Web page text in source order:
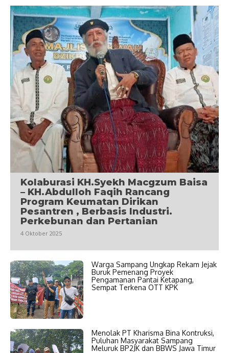
Kolaburasi KH.Syekh Macgzum Baisa
– KH.Abdulloh Faqih Rancang
Program Keumatan Dirikan
Pesantren , Berbasis Industri.
Perkebunan dan Pertanian
4 Oktober 2025
Warga Sampang Ungkap Rekam Jejak
Buruk Pemenang Proyek
Pengamanan Pantai Ketapang,
Sempat Terkena OTT KPK
Menolak PT Kharisma Bina Kontruksi,
Puluhan Masyarakat Sampang
Meluruk BP2JK dan BBWS Jawa Timur